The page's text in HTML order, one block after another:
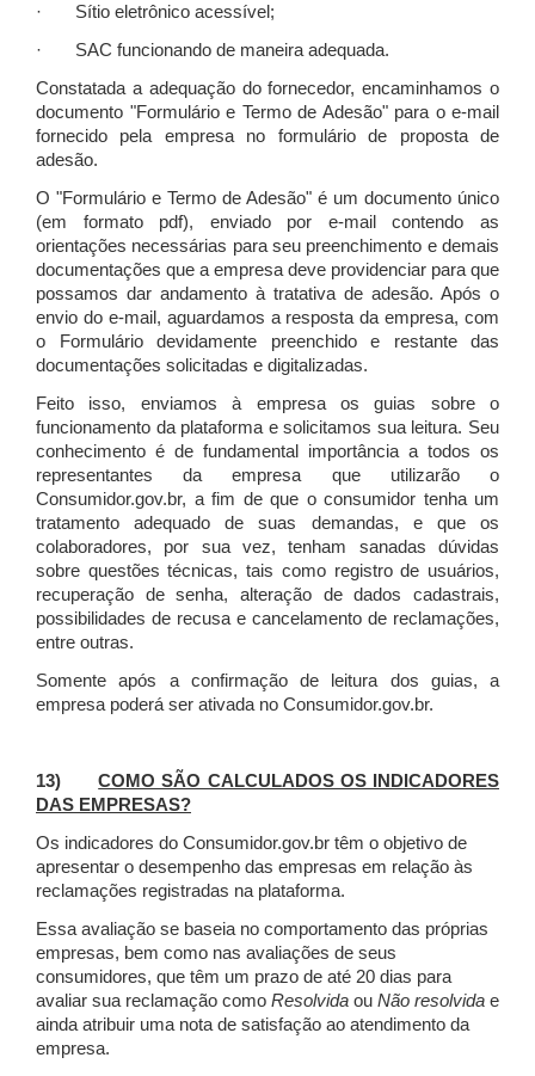
· Sítio eletrônico acessível;
· SAC funcionando de maneira adequada.
Constatada a adequação do fornecedor, encaminhamos o
documento "Formulário e Termo de Adesão" para o e-mail
fornecido pela empresa no formulário de proposta de
adesão.
O "Formulário e Termo de Adesão" é um documento único
(em formato pdf), enviado por e-mail contendo as
orientações necessárias para seu preenchimento e demais
documentações que a empresa deve providenciar para que
possamos dar andamento à tratativa de adesão. Após o
envio do e-mail, aguardamos a resposta da empresa, com
o Formulário devidamente preenchido e restante das
documentações solicitadas e digitalizadas.
Feito isso, enviamos à empresa os guias sobre o
funcionamento da plataforma e solicitamos sua leitura. Seu
conhecimento é de fundamental importância a todos os
representantes da empresa que utilizarão o
Consumidor.gov.br, a fim de que o consumidor tenha um
tratamento adequado de suas demandas, e que os
colaboradores, por sua vez, tenham sanadas dúvidas
sobre questões técnicas, tais como registro de usuários,
recuperação de senha, alteração de dados cadastrais,
possibilidades de recusa e cancelamento de reclamações,
entre outras.
Somente após a confirmação de leitura dos guias, a
empresa poderá ser ativada no Consumidor.gov.br.
13)COMO SÃO CALCULADOS OS INDICADORES
DAS EMPRESAS?
Os indicadores do Consumidor.gov.br têm o objetivo de
apresentar o desempenho das empresas em relação às
reclamações registradas na plataforma.
Essa avaliação se baseia no comportamento das próprias
empresas, bem como nas avaliações de seus
consumidores, que têm um prazo de até 20 dias para
avaliar sua reclamação como Resolvida ou Não resolvida e
ainda atribuir uma nota de satisfação ao atendimento da
empresa.